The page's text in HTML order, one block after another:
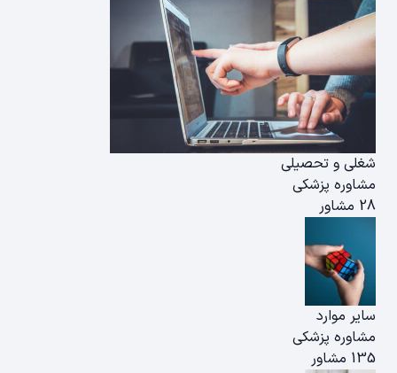
شغلی و تحصیلی
مشاوره پزشکی
28 مشاور
سایر موارد
مشاوره پزشکی
135 مشاور